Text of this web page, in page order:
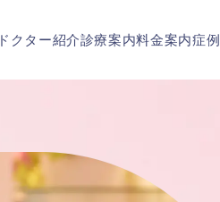
ドクター紹介診療案内料金案内症例